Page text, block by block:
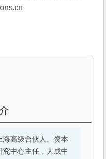
海高级合伙人、资本
中心主任，大成中